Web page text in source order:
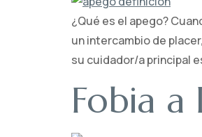
¿Qué es el apego?
un intercambio de
su cuidador/a principal
Fobia